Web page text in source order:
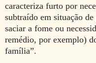
caracteriza furto por
subtraído em situação
saciar a fome ou
remédio, por exemplo)
família”.